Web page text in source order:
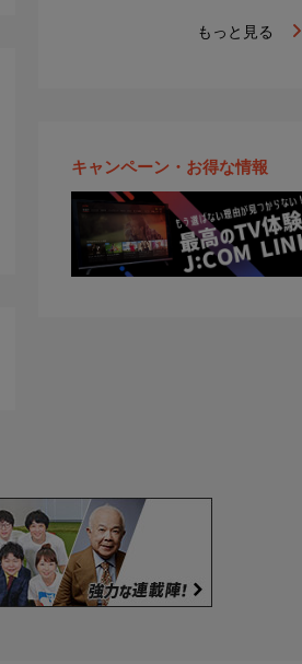
もっと見る
キャンペーン・お得な情報